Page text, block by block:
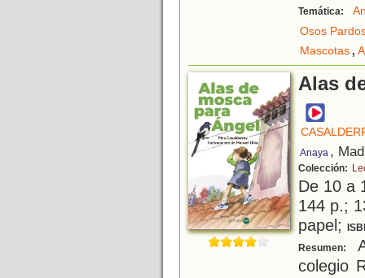
Temática:
Osos
Mascotas,
Alas
Anaya ,
Colección:
De 10 a
144 p.;
papel;
Resumen:
colegio